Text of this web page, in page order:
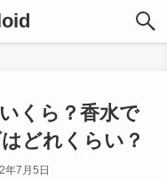
くら？香水で
どれくらい？
年7月5日